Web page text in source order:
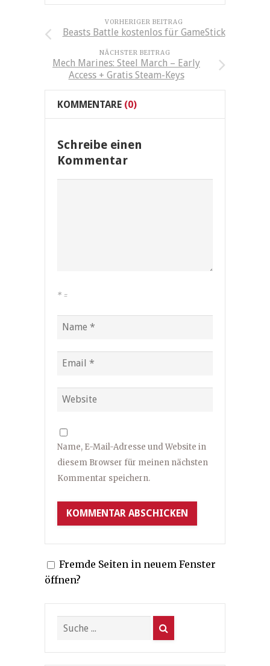
VORHERIGER BEITRAG
Beasts Battle kostenlos für GameStick
NÄCHSTER BEITRAG
Mech Marines: Steel March – Early
Access + Gratis Steam-Keys
KOMMENTARE (0)
Schreibe einen
Kommentar
* =
Name, E-Mail-Adresse und Website in
diesem Browser für meinen nächsten
Kommentar speichern.
Fremde Seiten in neuem Fenster
öffnen?